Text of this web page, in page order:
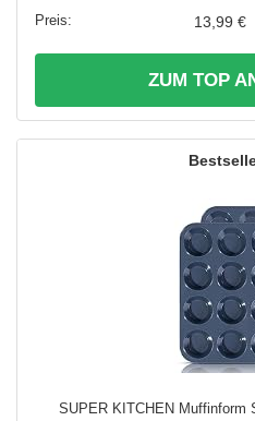
13,99 €
ZUM TOP
SUPER KITCHEN Muffinform